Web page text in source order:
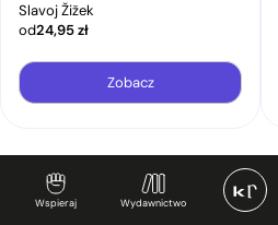
Wspieraj Wydawnictwo
Slavoj Žižek
od24,95zł
Zobacz